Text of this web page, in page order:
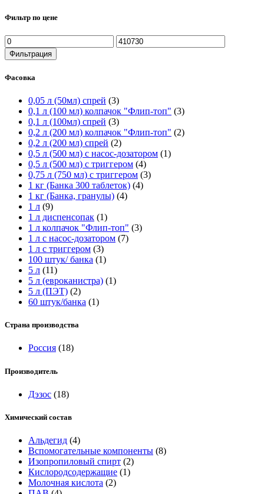
Фильтр по цене
Минимальная
цена
Максимальная
цена
Фильтрация
Фасовка
0,05 л (50мл) спрей (3)
0,1 л (100 мл) колпачок "Флип-топ" (3)
0,1 л (100мл) спрей (3)
0,2 л (200 мл) колпачок "Флип-топ" (2)
0,2 л (200 мл) спрей (2)
0,5 л (500 мл) с насос-дозатором (1)
0,5 л (500 мл) с триггером (4)
0,75 л (750 мл) с триггером (3)
1 кг (Банка 300 таблеток) (4)
1 кг (Банка, гранулы) (4)
1 л (9)
1 л диспенсопак (1)
1 л колпачок "Флип-топ" (3)
1 л с насос-дозатором (7)
1 л с триггером (3)
100 штук/ банка (1)
5 л (11)
5 л (евроканистра) (1)
5 л (ПЭТ) (2)
60 штук/банка (1)
Страна производства
Россия (18)
Производитель
Дэзос (18)
Химический состав
Альдегид (4)
Вспомогательные компоненты (8)
Изопропиловый спирт (2)
Кислородсодержащие (1)
Молочная кислота (2)